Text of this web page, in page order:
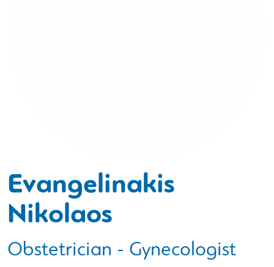
Evangelinakis
Nikolaos
Obstetrician - Gynecologist